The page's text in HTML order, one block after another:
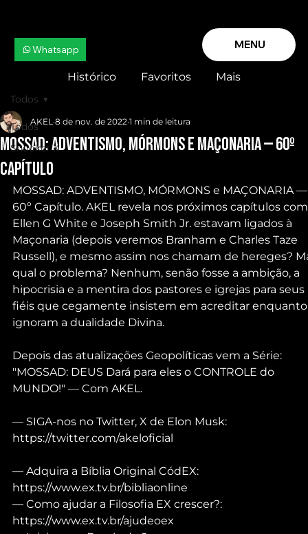
MENU
Whatsapp
Histórico Favoritos Mais
Todos
Snooker X
Todos
MOSSAD: ADVENTISMO, MÓRMONS e MAÇONARIA — 60º
Capítulo
AKEL 8 de nov. de 2022 1 min de leitura
MOSSAD: ADVENTISMO, MÓRMONS e MAÇONARIA
60º Capítulo. AKEL revela nos próximos capítulos
Ellen G White e Joseph Smith Jr. estavam ligados à
Maçonaria (depois veremos Branham e Charles Taze
Russell), e mesmo assim nos chamam de hereges?
qual o problema? Nenhum, senão fosse a ambição, a
hipocrisia e a mentira dos pastores e igrejas para seus
fiéis que cegamente insistem em acreditar
ignoram a dualidade Divina.
Depois das atualizações Geopolíticas vem a Série:
"MOSSAD: DEUS Dará para eles o CONTROLE do
MUNDO!" — Com AKEL.
— SIGA-nos no Twitter, X de Elon Musk:
https://twitter.com/akeloficial
— Adquira a Bíblia Original CódEX:
https://www.ex.tv.br/bibliaonline
— Como ajudar a Filosofia EX crescer?:
https://www.ex.tv.br/ajudeoex